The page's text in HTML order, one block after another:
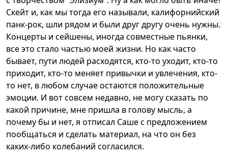
Скейт и, как мы тогда его называли, калифорнийский
панк-рок, шли рядом и были друг другу очень нужны.
Концерты и сейшены, иногда совместные пьянки,
все это стало частью моей жизни. Но как часто
бывает, пути людей расходятся, кто-то уходит, кто-то
приходит, кто-то меняет привычки и увлечения, кто-
то нет, в любом случае остаются положительные
эмоции. И вот совсем недавно, не могу сказать по
какой причине, мне пришла в голову мысль, а
почему бы и нет, я отписал Саше с предложением
пообщаться и сделать материал, на что он без
каких-либо колебаний согласился.